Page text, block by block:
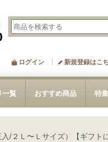
ログイン 新規登録はこ
一覧 おすすめ商品 特集
/２Ｌ〜Ｌサイズ）【ギフト